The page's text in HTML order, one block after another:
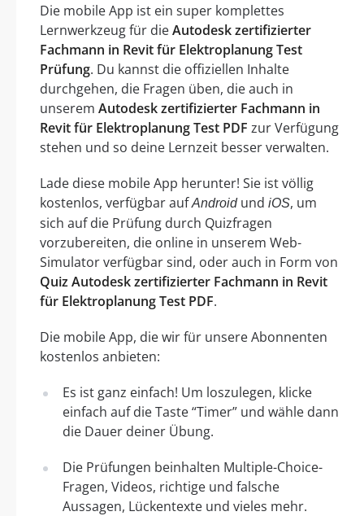
Die mobile App ist ein super komplettes
Lernwerkzeug für dieAutodesk zertifizierter
Fachmann in Revit für Elektroplanung Test
Prüfung. Du kannst die offiziellen Inhalte
durchgehen, die Fragen üben, die auch in
unserem Autodesk zertifizierter Fachmann in
Revit für Elektroplanung Test PDF zur Verfügung
stehen und so deine Lernzeit besser verwalten.
Lade diese mobile App herunter! Sie ist völlig
kostenlos, verfügbar aufAndroidund iOS, um
sich auf die Prüfung durch Quizfragen
vorzubereiten, die online in unserem Web-
Simulator verfügbar sind, oder auch in Form von
Quiz Autodesk zertifizierter Fachmann in Revit
für Elektroplanung Test PDF.
Die mobile App, die wir für unsere Abonnenten
kostenlos anbieten:
Es ist ganz einfach! Um loszulegen, klicke
einfach auf die Taste “Timer” und wähle dann
die Dauer deiner Übung.
Die Prüfungen beinhalten Multiple-Choice-
Fragen, Videos, richtige und falsche
Aussagen, Lückentexte und vieles mehr.